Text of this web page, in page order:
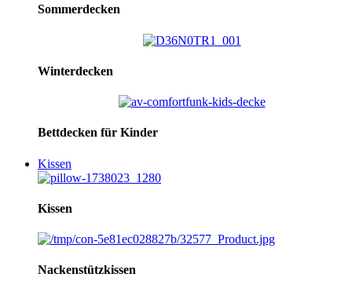
Sommerdecken
Winterdecken
Bettdecken für Kinder
Kissen
Kissen
Nackenstützkissen